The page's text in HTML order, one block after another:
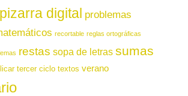
pizarra digital problemas
recortable reglas ortográficas
restas sopa de letras sumas
tercer ciclo textos verano